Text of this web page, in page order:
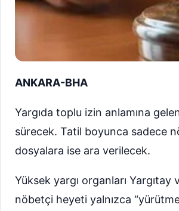
ANKARA-BHA
Yargıda toplu izin anlamına
sürecek. Tatil boyunca sadece
dosyalara ise ara verilecek.
Yüksek yargı organları
nöbetçi heyeti yalnızca